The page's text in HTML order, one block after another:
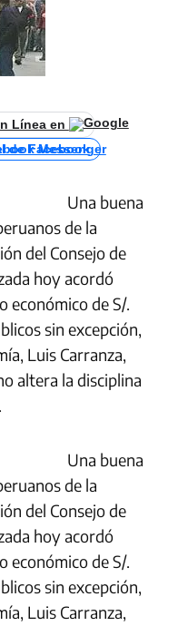
Línea en
de Facebook
Una buena
de la
del Consejo de
hoy acordó
económico de S/.
sin excepción,
Luis Carranza,
altera la disciplina
Una buena
de la
del Consejo de
hoy acordó
económico de S/.
sin excepción,
Luis Carranza,